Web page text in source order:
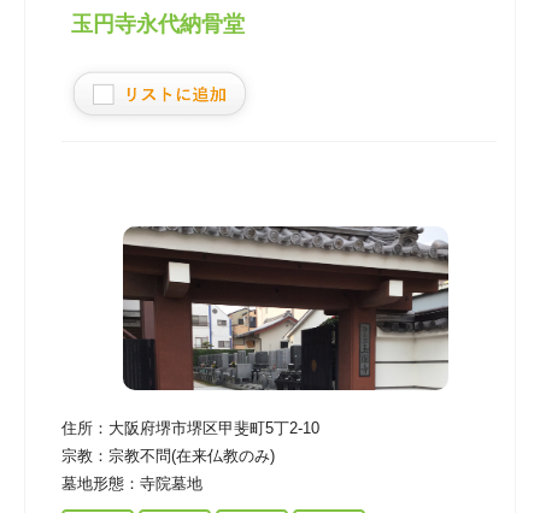
玉円寺永代納骨堂
住所： 大阪府堺市堺区甲斐町5丁2-10
宗教： 宗教不問(在来仏教のみ)
墓地形態： 寺院墓地